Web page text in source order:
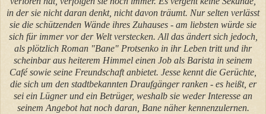
in der sie nicht daran denkt, nicht davon träumt. Nur selten verlässt
sie die schützenden Wände ihres Zuhauses - am liebsten würde sie
sich für immer vor der Welt verstecken. All das ändert sich jedoch,
als plötzlich Roman "Bane" Protsenko in ihr Leben tritt und ihr
scheinbar aus heiterem Himmel einen Job als Barista in seinem
Café sowie seine Freundschaft anbietet. Jesse kennt die Gerüchte,
die sich um den stadtbekannten Draufgänger ranken - es heißt, er
sei ein Lügner und ein Betrüger, weshalb sie weder Interesse an
seinem Angebot hat noch daran, Bane näher kennenzulernen.